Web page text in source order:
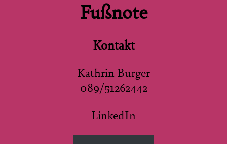
Fußnote
Kontakt
Kathrin Burger
089/51262442
LinkedIn